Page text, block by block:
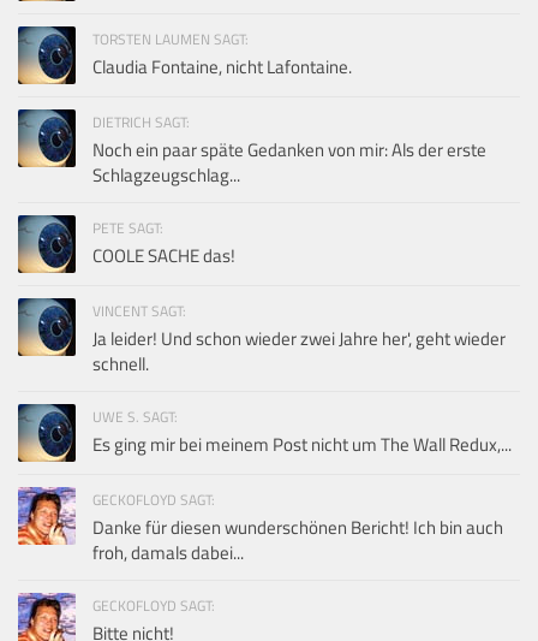
TORSTEN LAUMEN SAGT:
Claudia Fontaine, nicht Lafontaine.
DIETRICH SAGT:
Noch ein paar späte Gedanken von mir: Als der erste
Schlagzeugschlag...
PETE SAGT:
COOLE SACHE das!
VINCENT SAGT:
Ja leider! Und schon wieder zwei Jahre her', geht wieder
schnell.
UWE S. SAGT:
Es ging mir bei meinem Post nicht um The Wall Redux,...
GECKOFLOYD SAGT:
Danke für diesen wunderschönen Bericht! Ich bin auch
froh, damals dabei...
GECKOFLOYD SAGT:
Bitte nicht!